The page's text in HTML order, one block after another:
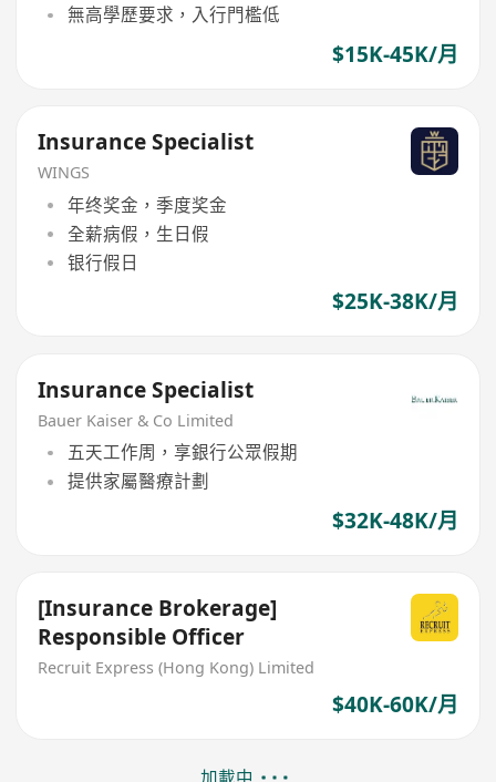
無高學歷要求，入行門檻低
$15K-45K/月
Insurance Specialist
WINGS
年终奖金，季度奖金
全薪病假，生日假
银行假日
$25K-38K/月
Insurance Specialist
Bauer Kaiser & Co Limited
五天工作周，享銀行公眾假期
提供家屬醫療計劃
$32K-48K/月
[Insurance Brokerage]
Responsible Officer
Recruit Express (Hong Kong) Limited
$40K-60K/月
加載中